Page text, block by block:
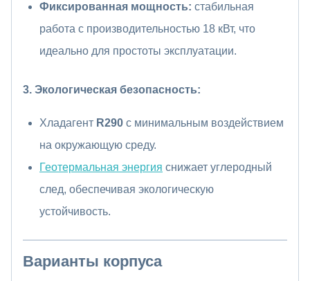
Фиксированная мощность: стабильная
работа с производительностью 18 кВт, что
идеально для простоты эксплуатации.
3. Экологическая безопасность:
Хладагент R290 с минимальным воздействием
на окружающую среду.
Геотермальная энергия снижает углеродный
след, обеспечивая экологическую
устойчивость.
Варианты корпуса